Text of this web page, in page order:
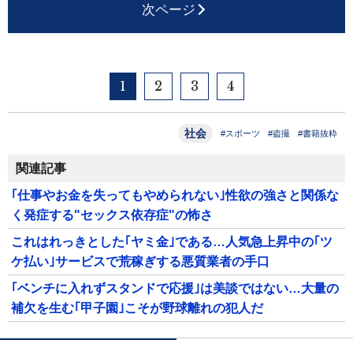
次ページ
1 2 3 4
社会 #スポーツ #盗撮 #書籍抜粋
関連記事
｢仕事やお金を失ってもやめられない｣性欲の強さと関係な
く発症する"セックス依存症"の怖さ
これはれっきとした｢ヤミ金｣である…人気急上昇中の｢ツ
ケ払い｣サービスで荒稼ぎする悪質業者の手口
｢ベンチに入れずスタンドで応援｣は美談ではない…大量の
補欠を生む｢甲子園｣こそが野球離れの犯人だ